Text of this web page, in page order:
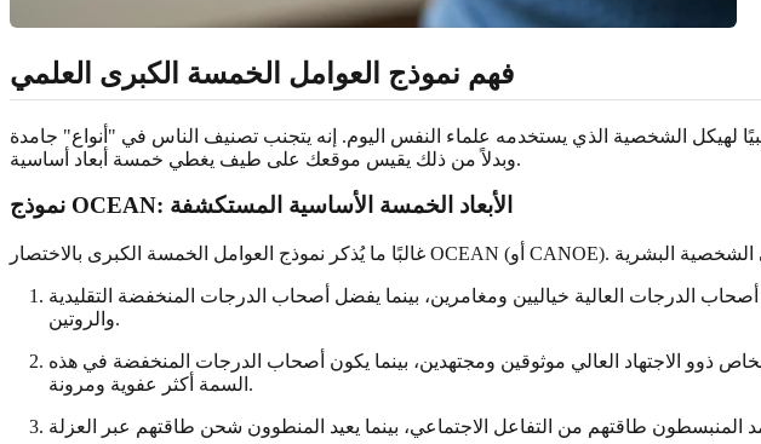
فهم نموذج العوامل الخمسة الكبرى العلمي
لهيكل الشخصية الذي يستخدمه علماء النفس اليوم. إنه يتجنب تصنيف الناس في "أنواع" جامدة
وبدلاً من ذلك يقيس موقعك على طيف يغطي خمسة أبعاد أساسية.
نموذج OCEAN: الأبعاد الخمسة الأساسية المستكشفة
الدرجات العالية خياليين ومغامرين، بينما يفضل أصحاب الدرجات المنخفضة التقليدية
والروتين.
ذوو الاجتهاد العالي موثوقين ومجتهدين، بينما يكون أصحاب الدرجات المنخفضة في هذه
السمة أكثر عفوية ومرونة.